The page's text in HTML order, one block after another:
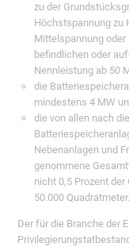
zu der
Höchstspannung zu
Mittelspannung oder
befindlichen oder
Nennleistung ab 50
die
mindestens 4 MW
die von allen nach
Nebenanlagen und
genommene
nicht 0,5 Prozent
50.000 Quadratmeter.
Der für die Branche der